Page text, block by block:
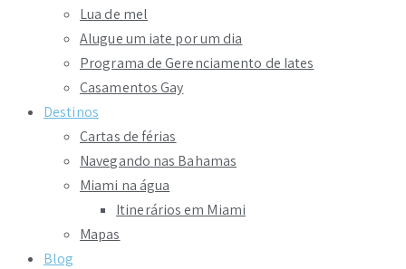
Lua de mel
Alugue um iate por um dia
Programa de Gerenciamento de Iates
Casamentos Gay
Destinos
Cartas de férias
Navegando nas Bahamas
Miami na água
Itinerários em Miami
Mapas
Blog